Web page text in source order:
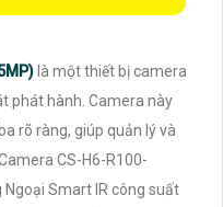
là một thiết bị camera
phát hành. Camera này
rõ ràng, giúp quản lý và
CS-H6-R100-
Ngoại Smart IR công suất